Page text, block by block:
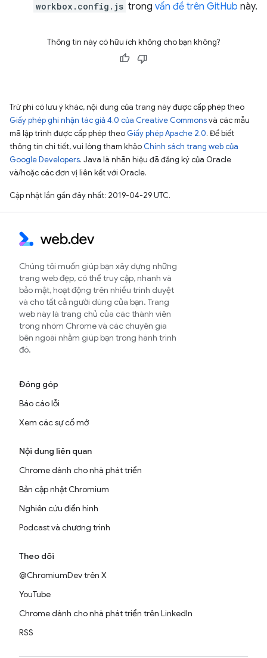
workbox.config.js trong vấn đề trên GitHub này.
Thông tin này có hữu ích không cho bạn không?
Trừ phi có lưu ý khác, nội dung của trang này được cấp phép theo
Giấy phép ghi nhận tác giả 4.0 của Creative Commonsvà các mẫu
mã lập trình được cấp phép theo Giấy phép Apache 2.0. Để biết
thông tin chi tiết, vui lòng tham khảo Chính sách trang web của
Google Developers. Java là nhãn hiệu đã đăng ký của Oracle
và/hoặc các đơn vị liên kết với Oracle.
Cập nhật lần gần đây nhất: 2019-04-29 UTC.
Chúng tôi muốn giúp bạn xây dựng những
trang web đẹp, có thể truy cập, nhanh và
bảo mật, hoạt động trên nhiều trình duyệt
và cho tất cả người dùng của bạn. Trang
web này là trang chủ của các thành viên
trong nhóm Chrome và các chuyên gia
bên ngoài nhằm giúp bạn trong hành trình
đó.
Đóng góp
Báo cáo lỗi
Xem các sự cố mở
Nội dung liên quan
Chrome dành cho nhà phát triển
Bản cập nhật Chromium
Nghiên cứu điển hình
Podcast và chương trình
Theo dõi
@ChromiumDev trên X
YouTube
Chrome dành cho nhà phát triển trên LinkedIn
RSS